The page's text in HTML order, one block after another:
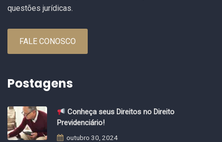
questões jurídicas.
FALE CONOSCO
Postagens
Conheça seus Direitos no Direito
Previdenciário!
outubro 30, 2024